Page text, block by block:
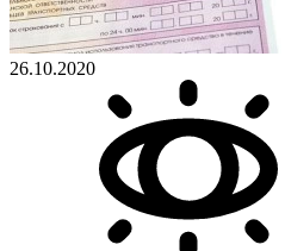
26.10.2020